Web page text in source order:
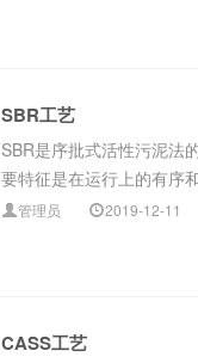
SBR工艺
SBR是序批式活性污泥法
要特征是在运行上的有序
管理员 2019-12-11
CASS工艺